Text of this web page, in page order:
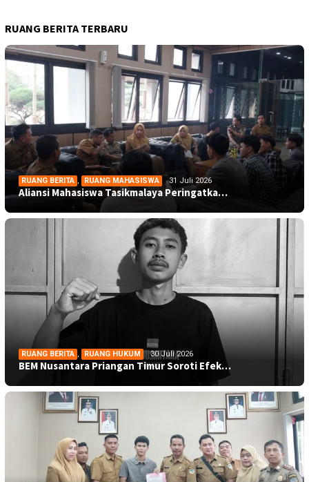
RUANG BERITA TERBARU
RUANG BERITA , RUANG MAHASISWA 31 Juli 2026
Aliansi Mahasiswa Tasikmalaya Peringatka…
RUANG BERITA , RUANG HUKUM 30 Juli 2026
BEM Nusantara Priangan Timur Soroti Efek…